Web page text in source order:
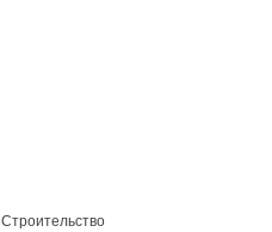
Строительство